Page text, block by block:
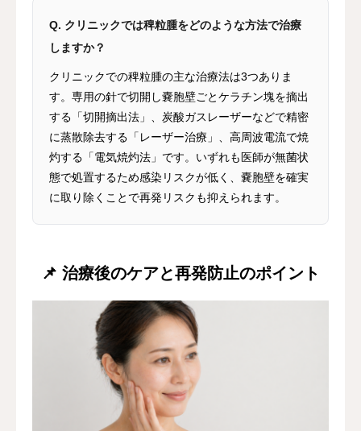
Q. クリニックでは稗粒腫をどのような方法で治療
しますか？
クリニックでの稗粒腫の主な治療法は3つありま
す。専用の針で切開し嚢胞壁ごとケラチン塊を摘出
する「切開摘出法」、炭酸ガスレーザーなどで精密
に蒸散除去する「レーザー治療」、高周波電流で焼
灼する「電気焼灼法」です。いずれも医師が無菌状
態で処置するため感染リスクが低く、嚢胞壁を確実
に取り除くことで再発リスクも抑えられます。
📌 治療後のケアと再発防止のポイント